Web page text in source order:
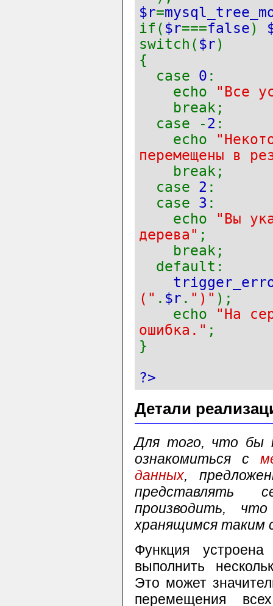
$r=
if( $r===false)
switch( $r)
{
case 0 :
echo
"Все
break;
case -2 :
echo
перемещены в
break;
case 2 :
case 3 :
echo
"Вы
дерева" ;
break;
default:
(" . $r . ")" );
echo
"На
ошибка." ;
}
?>
Детали
Для того, что бы
ознакомиться с
данных,
представлять
производить,
хранящимся таким
Функция
выполнить
Это может
перемещения